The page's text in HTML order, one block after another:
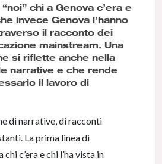
chi a Genova c’era e
invece Genova l’hanno
il racconto dei
mainstream. Una
si riflette anche nella
narrative e che rende
il lavoro di
di narrative, di racconti
La prima linea di
c’era e chi l’ha vista in